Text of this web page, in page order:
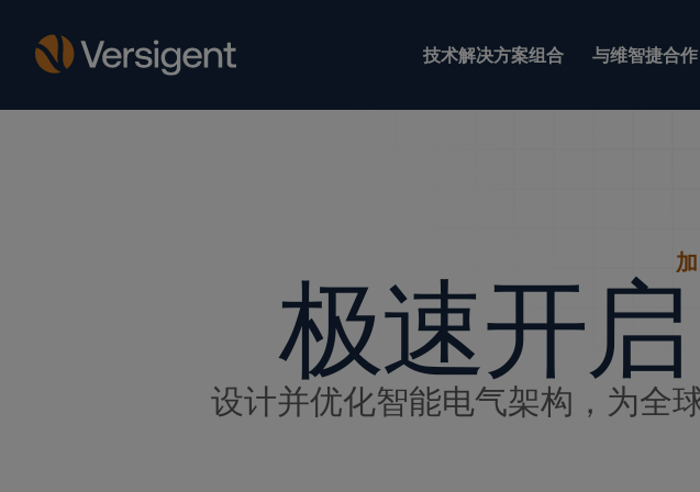
技术解决方案组合 与维智捷合作
极速开
设计并优化智能电气架构，为全